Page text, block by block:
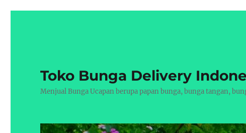
Toko Bunga Delivery
Menjual Bunga Ucapan berupa papan bunga, bunga tangan,